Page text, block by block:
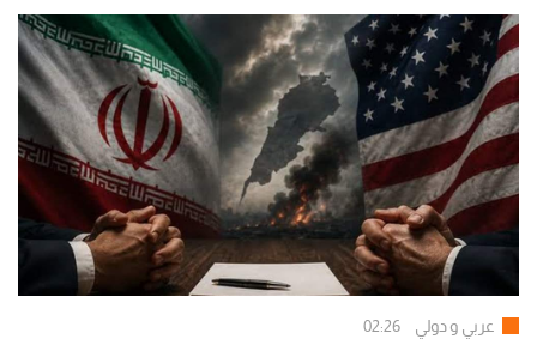
عربي و دولي 02:26